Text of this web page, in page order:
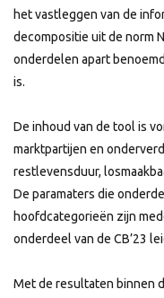
het vastleggen van de
decompositie uit de norm
onderdelen apart
is.
De inhoud van de tool is
marktpartijen en
restlevensduur,
De paramaters die
hoofdcategorieën zijn
onderdeel van de CB’23
Met de resultaten binnen